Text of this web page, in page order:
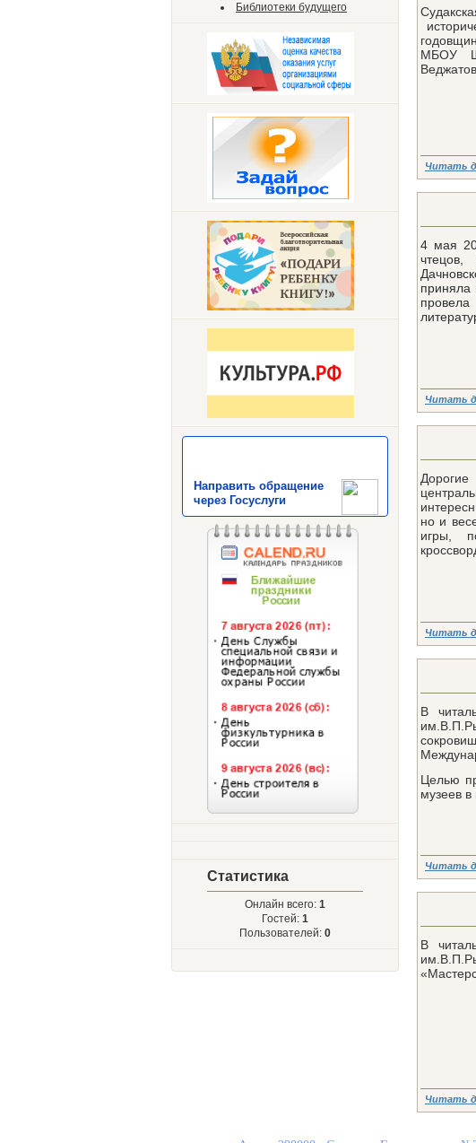
Библиотеки будущего
Направить обращение
через Госуслуги
Статистика
Онлайн всего: 1
Гостей: 1
Пользователей: 0
МБОУ
Читать
4 мая
приняла
Читать
но и
игры,
Читать
В
Целью
музеев в
Читать
В
Читать